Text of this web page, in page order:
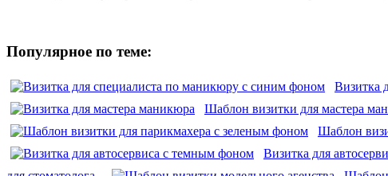
Популярное по теме:
Визитка
Шаблон визитки для мастера
Шаблон
Визитка для